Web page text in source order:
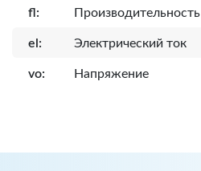
fl: Производительность
el: Электрический ток
vo: Напряжение